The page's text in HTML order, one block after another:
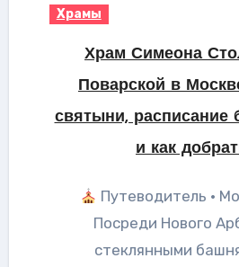
Храмы
Храм Симеона
Поварской в
святыни, расписание
и как
Путеводитель ·
Посреди Нового
стеклянными